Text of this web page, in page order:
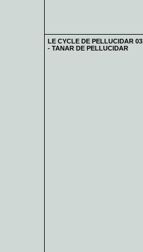
LE CYCLE DE PELLUCIDAR 03
- TANAR DE PELLUCIDAR